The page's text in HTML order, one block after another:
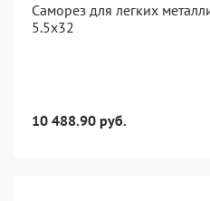
Саморез для легких
5.5х32
10 488.90 руб.